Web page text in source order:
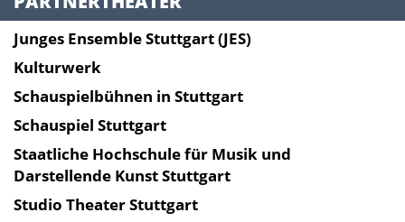
Junges Ensemble Stuttgart (JES)
Kulturwerk
Schauspielbühnen in Stuttgart
Schauspiel Stuttgart
Staatliche Hochschule für Musik und
Darstellende Kunst Stuttgart
Studio Theater Stuttgart